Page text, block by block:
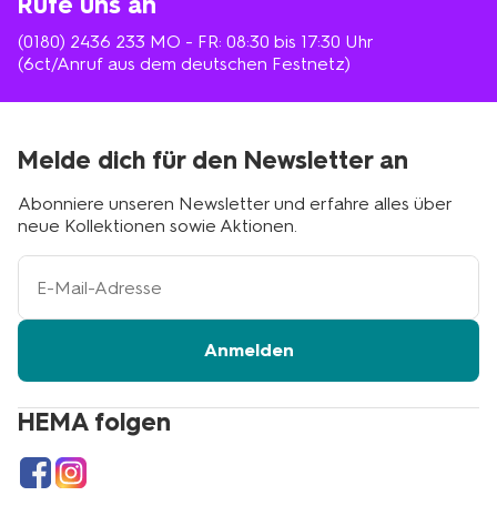
(0180) 2436 233 MO - FR: 08:30 bis 17:30 Uhr
(6ct/Anruf aus dem deutschen Festnetz)
HEMA folgen
Melde dich für den Newsletter an
Abonniere unseren Newsletter und erfahre alles über
neue Kollektionen sowie Aktionen.
Ihre
Adresse
Anmelden